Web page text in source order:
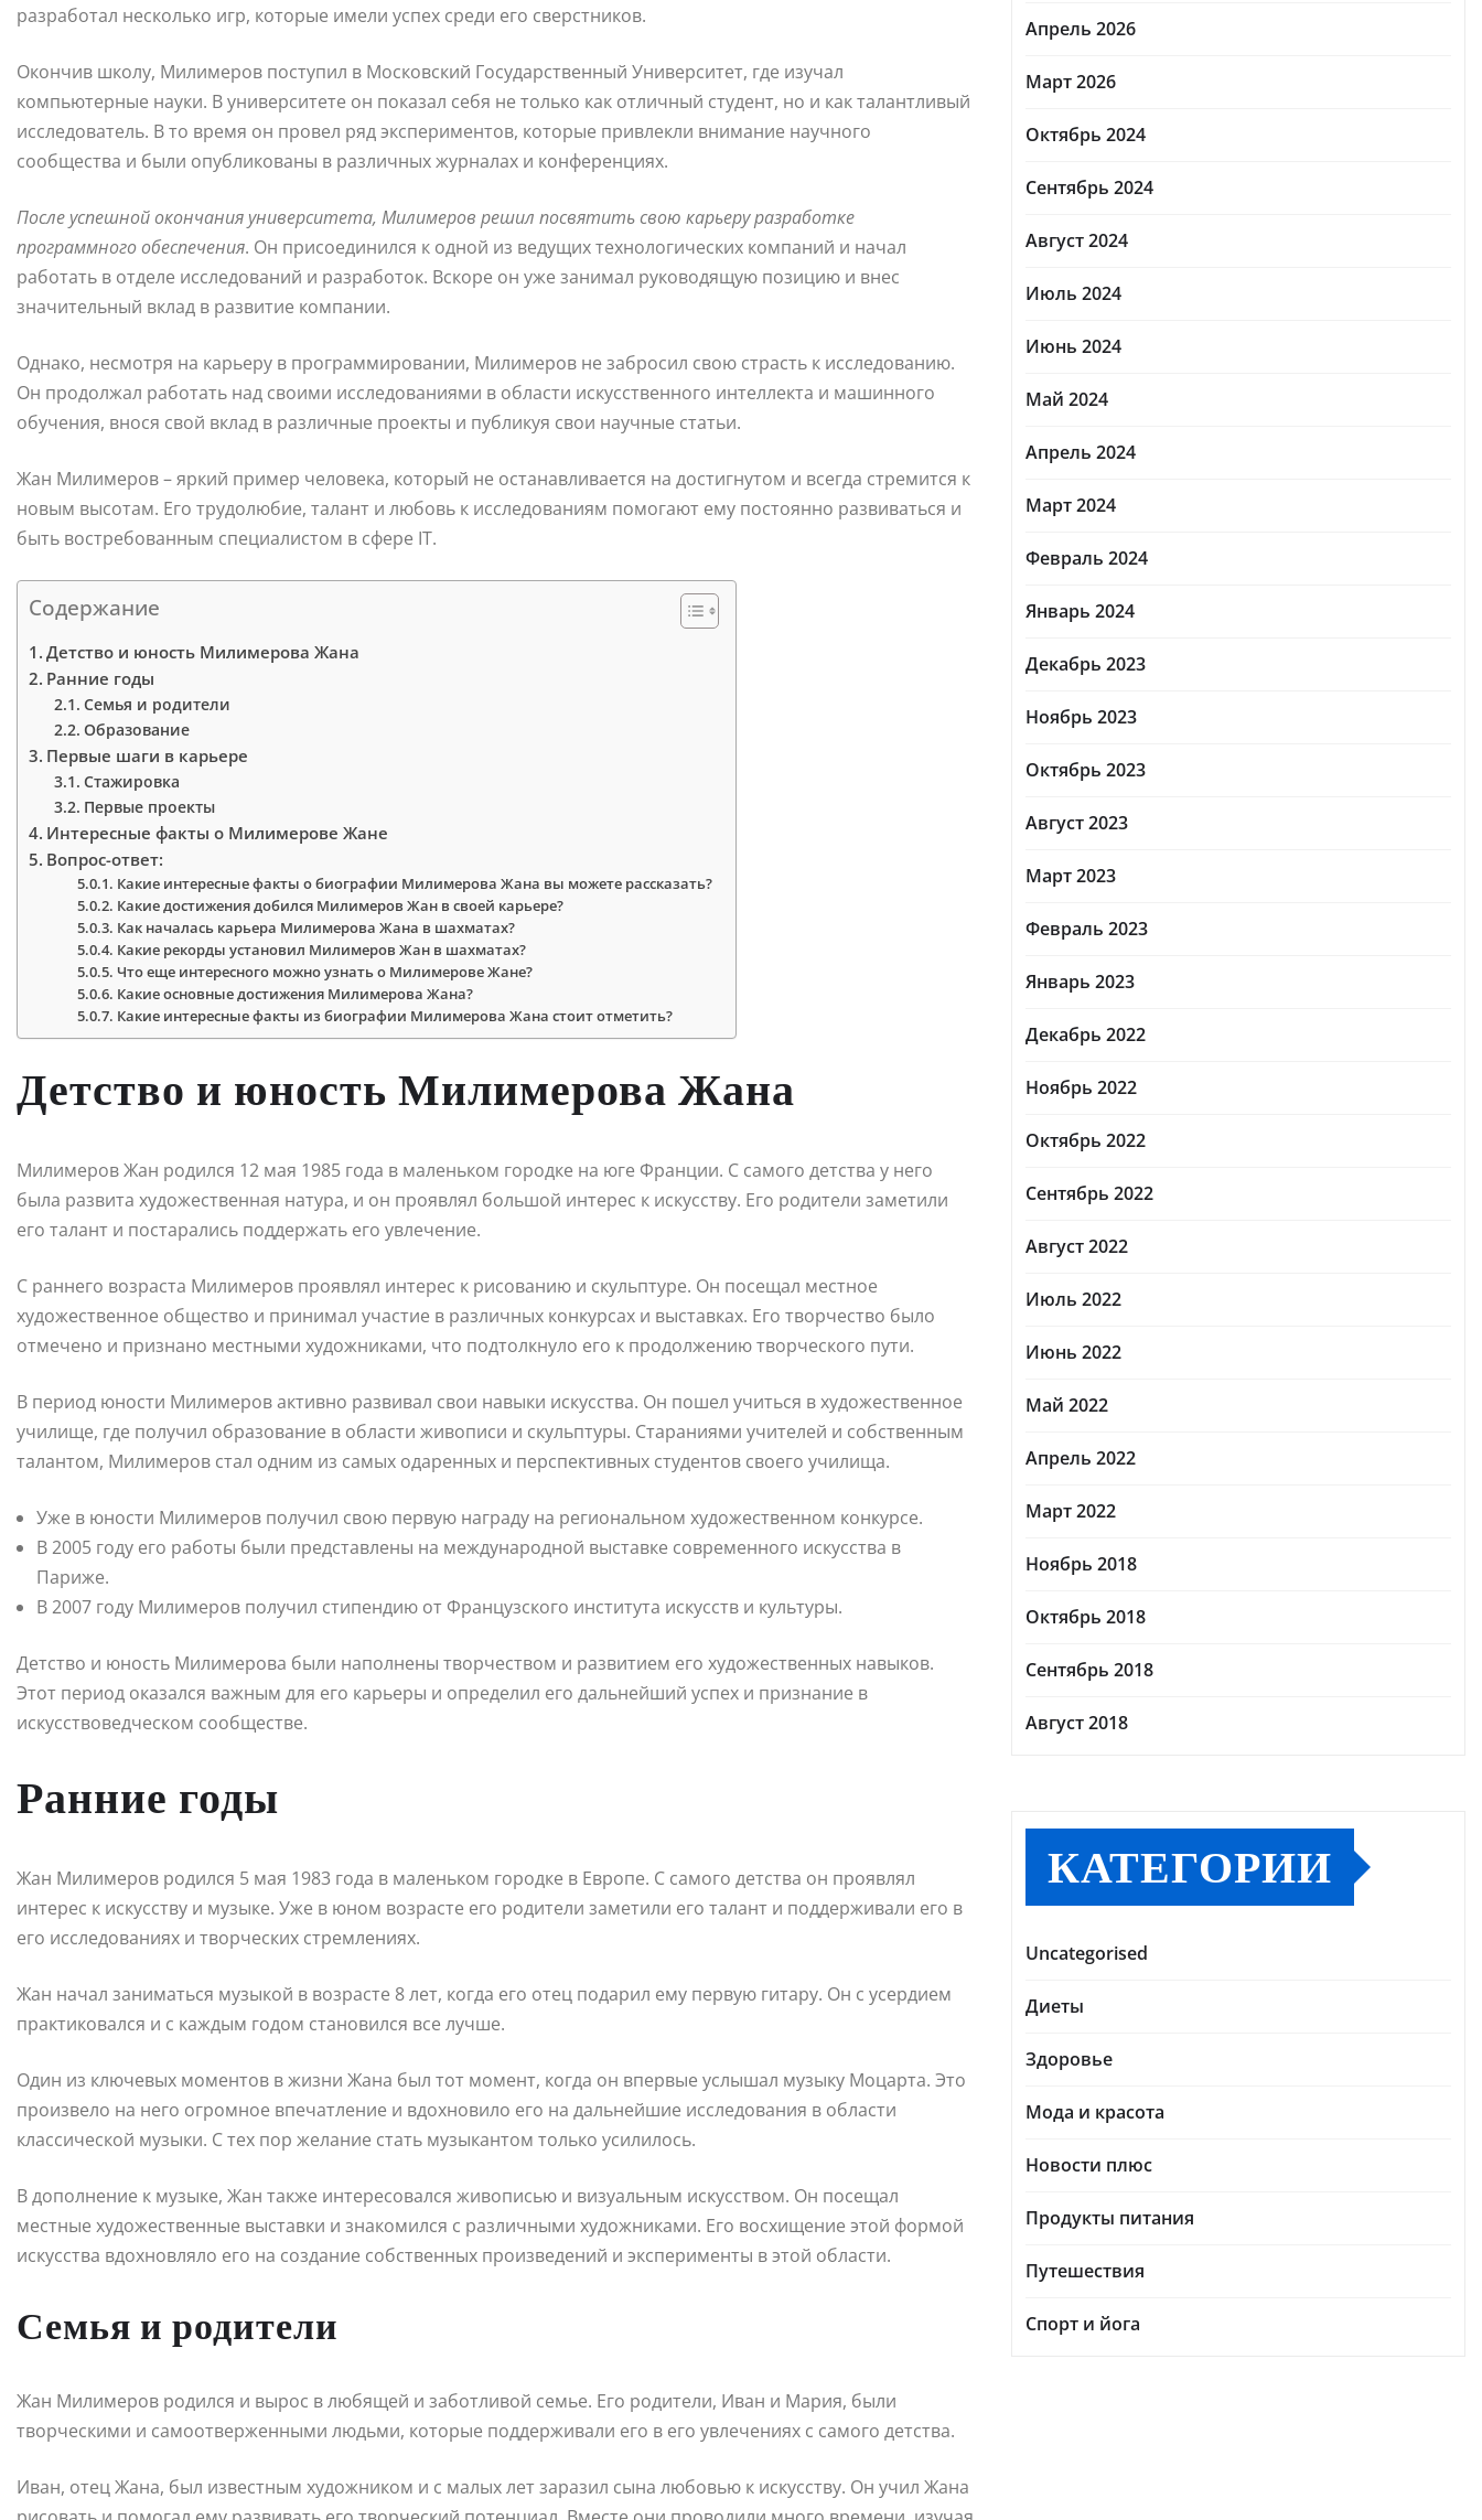
разработал несколько игр, которые имели успех среди его сверстников.
Окончив школу, Милимеров поступил в Московский Государственный Университет, где изучал
компьютерные науки. В университете он показал себя не только как отличный студент, но и как талантливый
исследователь. В то время он провел ряд экспериментов, которые привлекли внимание научного
сообщества и были опубликованы в различных журналах и конференциях.
После успешной окончания университета, Милимеров решил посвятить свою карьеру разработке
программного обеспечения. Он присоединился к одной из ведущих технологических компаний и начал
работать в отделе исследований и разработок. Вскоре он уже занимал руководящую позицию и внес
значительный вклад в развитие компании.
Однако, несмотря на карьеру в программировании, Милимеров не забросил свою страсть к исследованию.
Он продолжал работать над своими исследованиями в области искусственного интеллекта и машинного
обучения, внося свой вклад в различные проекты и публикуя свои научные статьи.
Жан Милимеров – яркий пример человека, который не останавливается на достигнутом и всегда стремится к
новым высотам. Его трудолюбие, талант и любовь к исследованиям помогают ему постоянно развиваться и
быть востребованным специалистом в сфере IT.
Содержание
Детство и юность Милимерова Жана
Ранние годы
Семья и родители
Образование
Первые шаги в карьере
Стажировка
Первые проекты
Интересные факты о Милимерове Жане
Вопрос-ответ:
Какие интересные факты о биографии Милимерова Жана вы можете рассказать?
Какие достижения добился Милимеров Жан в своей карьере?
Как началась карьера Милимерова Жана в шахматах?
Какие рекорды установил Милимеров Жан в шахматах?
Что еще интересного можно узнать о Милимерове Жане?
Какие основные достижения Милимерова Жана?
Какие интересные факты из биографии Милимерова Жана стоит отметить?
Детство и юность Милимерова Жана
Милимеров Жан родился 12 мая 1985 года в маленьком городке на юге Франции. С самого детства у него
была развита художественная натура, и он проявлял большой интерес к искусству. Его родители заметили
его талант и постарались поддержать его увлечение.
С раннего возраста Милимеров проявлял интерес к рисованию и скульптуре. Он посещал местное
художественное общество и принимал участие в различных конкурсах и выставках. Его творчество было
отмечено и признано местными художниками, что подтолкнуло его к продолжению творческого пути.
В период юности Милимеров активно развивал свои навыки искусства. Он пошел учиться в художественное
училище, где получил образование в области живописи и скульптуры. Стараниями учителей и собственным
талантом, Милимеров стал одним из самых одаренных и перспективных студентов своего училища.
Уже в юности Милимеров получил свою первую награду на региональном художественном конкурсе.
В 2005 году его работы были представлены на международной выставке современного искусства в
Париже.
В 2007 году Милимеров получил стипендию от Французского института искусств и культуры.
Детство и юность Милимерова были наполнены творчеством и развитием его художественных навыков.
Этот период оказался важным для его карьеры и определил его дальнейший успех и признание в
искусствоведческом сообществе.
Ранние годы
Жан Милимеров родился 5 мая 1983 года в маленьком городке в Европе. С самого детства он проявлял
интерес к искусству и музыке. Уже в юном возрасте его родители заметили его талант и поддерживали его в
его исследованиях и творческих стремлениях.
Жан начал заниматься музыкой в возрасте 8 лет, когда его отец подарил ему первую гитару. Он с усердием
практиковался и с каждым годом становился все лучше.
Один из ключевых моментов в жизни Жана был тот момент, когда он впервые услышал музыку Моцарта. Это
произвело на него огромное впечатление и вдохновило его на дальнейшие исследования в области
классической музыки. С тех пор желание стать музыкантом только усилилось.
В дополнение к музыке, Жан также интересовался живописью и визуальным искусством. Он посещал
местные художественные выставки и знакомился с различными художниками. Его восхищение этой формой
искусства вдохновляло его на создание собственных произведений и эксперименты в этой области.
Семья и родители
Жан Милимеров родился и вырос в любящей и заботливой семье. Его родители, Иван и Мария, были
творческими и самоотверженными людьми, которые поддерживали его в его увлечениях с самого детства.
Иван, отец Жана, был известным художником и с малых лет заразил сына любовью к искусству. Он учил Жана
Апрель 2026
Март 2026
Октябрь 2024
Сентябрь 2024
Август 2024
Июль 2024
Июнь 2024
Май 2024
Апрель 2024
Март 2024
Февраль 2024
Январь 2024
Декабрь 2023
Ноябрь 2023
Октябрь 2023
Август 2023
Март 2023
Февраль 2023
Январь 2023
Декабрь 2022
Ноябрь 2022
Октябрь 2022
Сентябрь 2022
Август 2022
Июль 2022
Июнь 2022
Май 2022
Апрель 2022
Март 2022
Ноябрь 2018
Октябрь 2018
Сентябрь 2018
Август 2018
КАТЕГОРИИ
Uncategorised
Диеты
Здоровье
Мода и красота
Новости плюс
Продукты питания
Путешествия
Спорт и йога